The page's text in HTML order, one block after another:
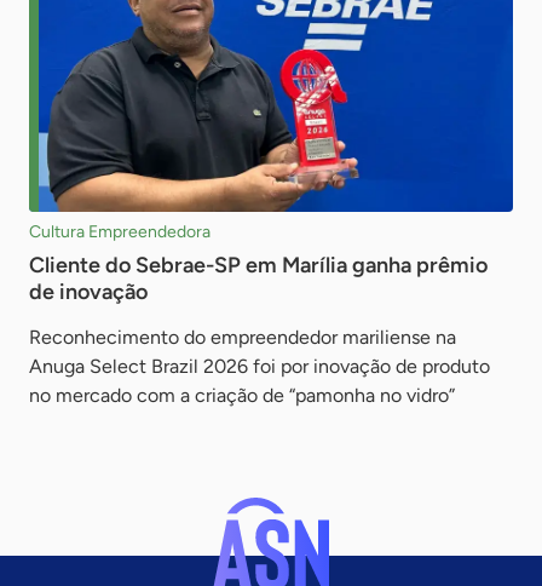
Cultura Empreendedora
Cliente do Sebrae-SP em Marília ganha prêmio
de inovação
Reconhecimento do empreendedor mariliense na
Anuga Select Brazil 2026 foi por inovação de produto
no mercado com a criação de “pamonha no vidro”